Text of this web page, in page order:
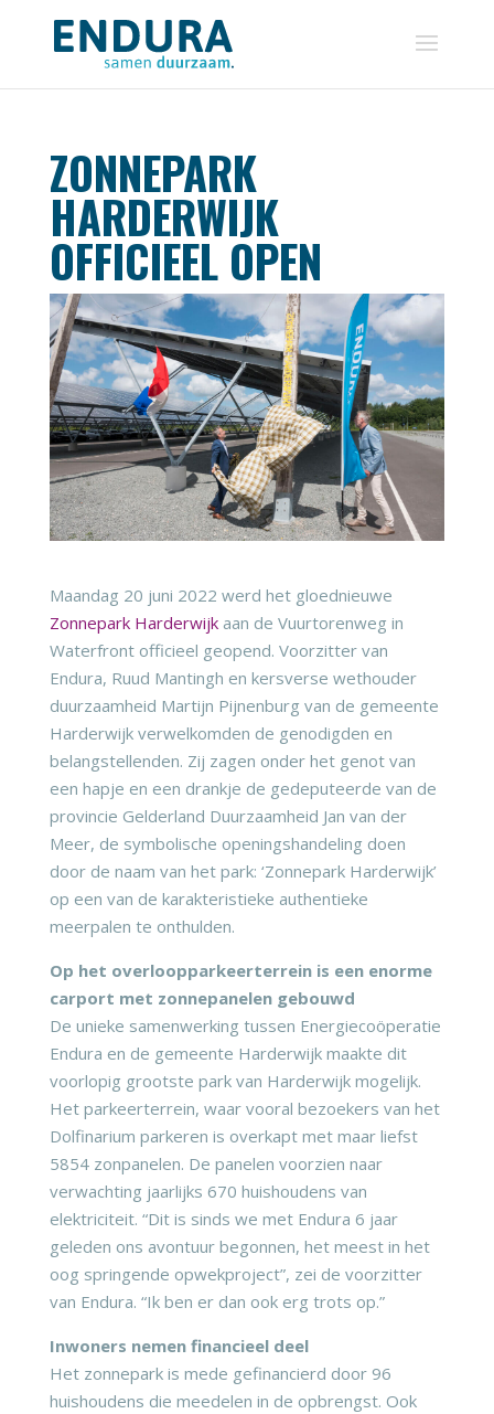
ZONNEPARK
HARDERWIJK
OFFICIEEL OPEN
Maandag 20 juni 2022 werd het gloednieuwe
Zonnepark Harderwijkaan de Vuurtorenweg in
Waterfront officieel geopend. Voorzitter van
Endura, Ruud Mantingh en kersverse wethouder
duurzaamheid Martijn Pijnenburg van de gemeente
Harderwijk verwelkomden de genodigden en
belangstellenden. Zij zagen onder het genot van
een hapje en een drankje de gedeputeerde van de
provincie Gelderland Duurzaamheid Jan van der
Meer, de symbolische openingshandeling doen
door de naam van het park: ‘Zonnepark Harderwijk’
op een van de karakteristieke authentieke
meerpalen te onthulden.
Op het overloopparkeerterrein is een enorme
carport met zonnepanelen gebouwd
De unieke samenwerking tussen Energiecoöperatie
Endura en de gemeente Harderwijk maakte dit
voorlopig grootste park van Harderwijk mogelijk.
Het parkeerterrein, waar vooral bezoekers van het
Dolfinarium parkeren is overkapt met maar liefst
5854 zonpanelen. De panelen voorzien naar
verwachting jaarlijks 670 huishoudens van
elektriciteit. “Dit is sinds we met Endura 6 jaar
geleden ons avontuur begonnen, het meest in het
oog springende opwekproject”, zei de voorzitter
van Endura. “Ik ben er dan ook erg trots op.”
Inwoners nemen financieel deel
Het zonnepark is mede gefinancierd door 96
huishoudens die meedelen in de opbrengst. Ook